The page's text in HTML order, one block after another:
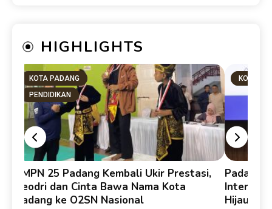
HIGHLIGHTS
KOTA PADANG
PENDIDIKAN
SMPN 25 Padang Kembali Ukir Prestasi,
Veodri dan Cinta Bawa Nama Kota
Padang ke O2SN Nasional
KOTA
Padang-
Hijau